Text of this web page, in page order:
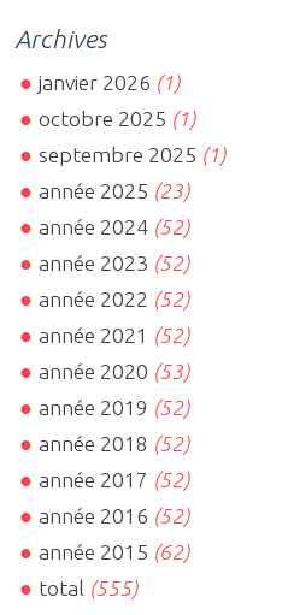
Archives
janvier 2026 (1)
octobre 2025 (1)
septembre 2025 (1)
année 2025 (23)
année 2024 (52)
année 2023 (52)
année 2022 (52)
année 2021 (52)
année 2020 (53)
année 2019 (52)
année 2018 (52)
année 2017 (52)
année 2016 (52)
année 2015 (62)
total (555)